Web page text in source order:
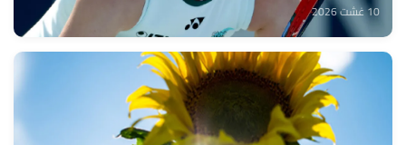
10 غشت 2026